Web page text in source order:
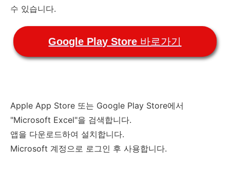
수 있습니다.
Google Play Store 바로가기
Apple App Store 또는 Google Play Store에서
"Microsoft Excel"을 검색합니다.
앱을 다운로드하여 설치합니다.
Microsoft 계정으로 로그인 후 사용합니다.